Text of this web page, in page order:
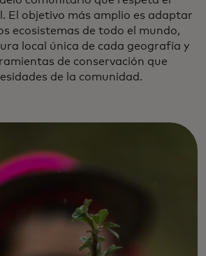
El objetivo más amplio es adaptar
ecosistemas de todo el mundo,
local única de cada geografía y
de conservación que
de la comunidad.